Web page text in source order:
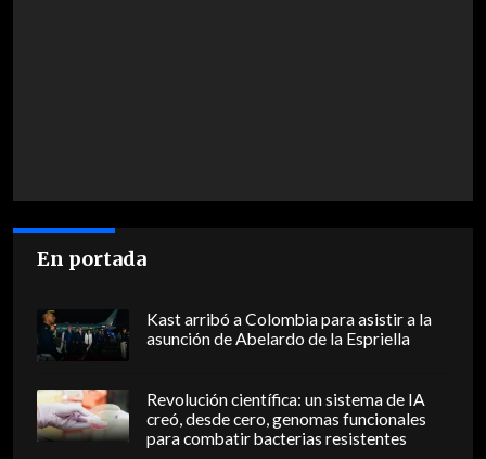
En portada
Kast arribó a Colombia para asistir a la
asunción de Abelardo de la Espriella
Revolución científica: un sistema de IA
creó, desde cero, genomas funcionales
para combatir bacterias resistentes